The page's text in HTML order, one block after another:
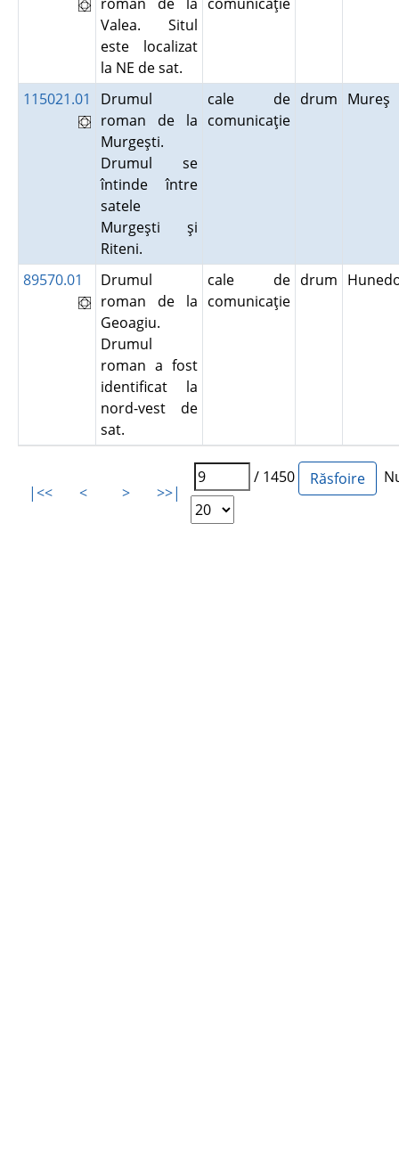
Valea. Situl
este localizat
la NE de sat.
115021.01
Drumul
roman de la
Murgeşti.
Drumul se
întinde între
satele
Murgeşti şi
Riteni.
cale de
comunicaţie
drum Mureş
89570.01
Drumul
roman de la
Geoagiu.
Drumul
roman a fost
identificat la
nord-vest de
sat.
cale de
comunicaţie
drum
|<< < > >>|
/ 1450